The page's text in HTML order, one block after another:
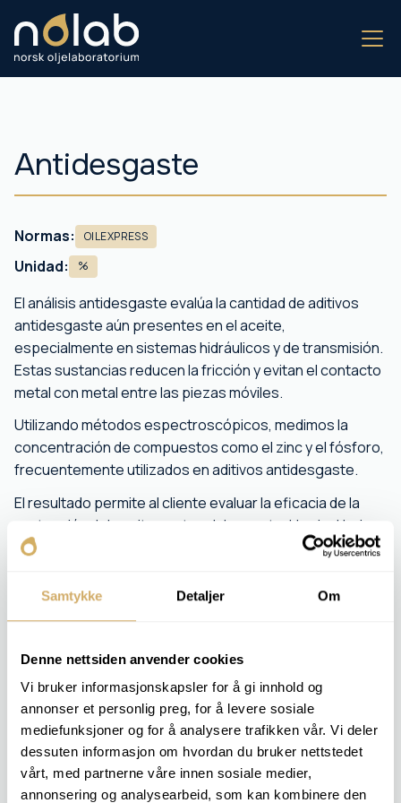
Samtykke Detaljer Om
Denne nettsiden anvender cookies
Vi bruker informasjonskapsler for å gi innhold og
annonser et personlig preg, for å levere sosiale
mediefunksjoner og for å analysere trafikken vår. Vi deler
dessuten informasjon om hvordan du bruker nettstedet
vårt, med partnerne våre innen sosiale medier,
annonsering og analysearbeid, som kan kombinere den
Antidesgaste
Normas: OILEXPRESS
Unidad: %
El análisis antidesgaste evalúa la cantidad de aditivos
antidesgaste aún presentes en el aceite,
especialmente en sistemas hidráulicos y de transmisión.
Estas sustancias reducen la fricción y evitan el contacto
metal con metal entre las piezas móviles.
Utilizando métodos espectroscópicos, medimos la
concentración de compuestos como el zinc y el fósforo,
frecuentemente utilizados en aditivos antidesgaste.
El resultado permite al cliente evaluar la eficacia de la
protección del aceite contra el desgaste. Un nivel bajo
indica que el aceite está perdiendo su efecto protector
MOTOR 1
TRANSFORMAR 1
OIL 1
OIL 2
OIL 3
EAL 1